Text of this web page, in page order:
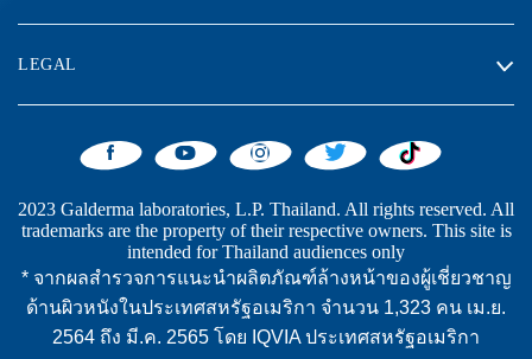
LEGAL
2023 Galderma laboratories, L.P. Thailand. All rights reserved. All
trademarks are the property of their respective owners. This site is
intended for Thailand audiences only
* จากผลสำรวจการแนะนำผลิตภัณฑ์ล้างหน้าของผู้เชี่ยวชาญ
ด้านผิวหนังในประเทศสหรัฐอเมริกา จำนวน 1,323 คน เม.ย.
2564 ถึง มี.ค. 2565 โดย IQVIA ประเทศสหรัฐอเมริกา